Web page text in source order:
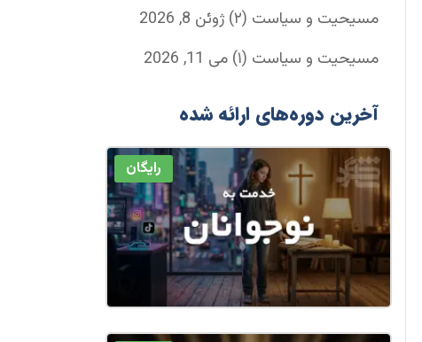
مسیحیت و سیاست (۲)
ژوئن 8, 2026
مسیحیت و سیاست (۱) می 11, 2026
آخرین دوره‌های ارائه شده
رایگان